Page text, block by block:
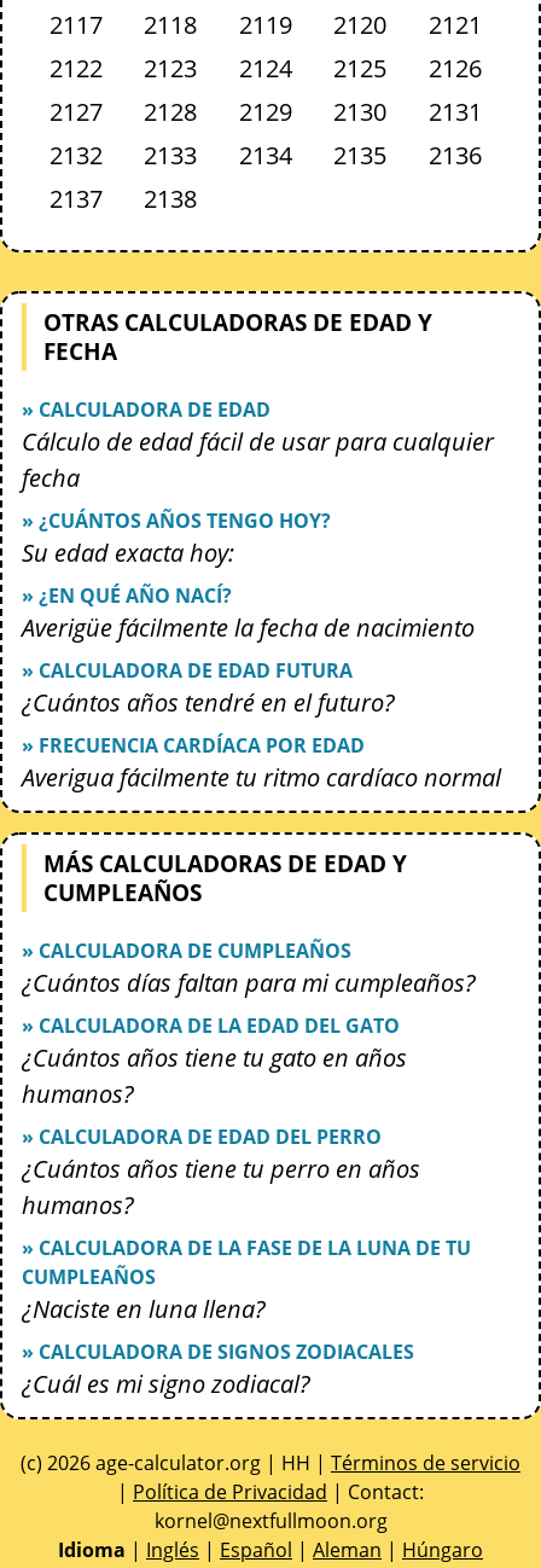
2117
2118 2119 2120
2121
2122
2123 2124 2125
2126
2127
2128 2129 2130
2131
2132
2133 2134 2135
2136
2137
2138
OTRAS CALCULADORAS DE EDAD Y
FECHA
» CALCULADORA DE EDAD
Cálculo de edad fácil de usar para cualquier
fecha
» ¿CUÁNTOS AÑOS TENGO HOY?
Su edad exacta hoy:
» ¿EN QUÉ AÑO NACÍ?
Averigüe fácilmente la fecha de nacimiento
» CALCULADORA DE EDAD FUTURA
¿Cuántos años tendré en el futuro?
» FRECUENCIA CARDÍACA POR EDAD
Averigua fácilmente tu ritmo cardíaco normal
MÁS CALCULADORAS DE EDAD Y
CUMPLEAÑOS
» CALCULADORA DE CUMPLEAÑOS
¿Cuántos días faltan para mi cumpleaños?
» CALCULADORA DE LA EDAD DEL GATO
¿Cuántos años tiene tu gato en años
humanos?
» CALCULADORA DE EDAD DEL PERRO
¿Cuántos años tiene tu perro en años
humanos?
» CALCULADORA DE LA FASE DE LA LUNA DE TU
CUMPLEAÑOS
¿Naciste en luna llena?
» CALCULADORA DE SIGNOS ZODIACALES
¿Cuál es mi signo zodiacal?
(c) 2026 age-calculator.org | HH | Términos de servicio
| Política de Privacidad | Contact:
gro.noomlluftxen@lenrok
Idioma | Inglés | Español | Aleman | Húngaro